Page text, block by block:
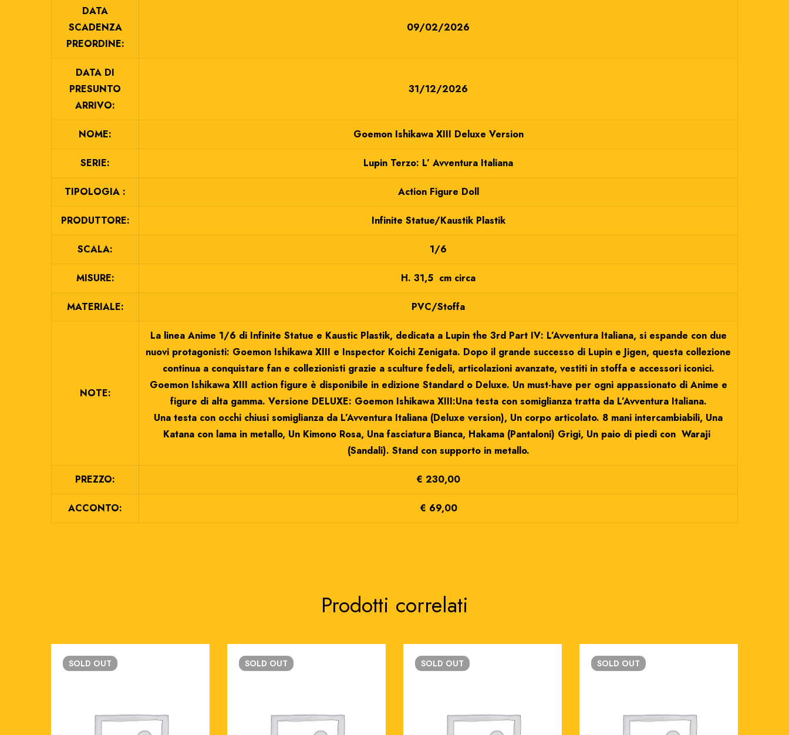
DATA
SCADENZA
PREORDINE:
09/02/2026
DATA DI
PRESUNTO
ARRIVO:
31/12/2026
NOME: Goemon Ishikawa XIII Deluxe Version
SERIE: Lupin Terzo: L’ Avventura Italiana
TIPOLOGIA : Action Figure Doll
PRODUTTORE: Infinite Statue/Kaustik Plastik
SCALA: 1/6
MISURE: H. 31,5 cm circa
MATERIALE: PVC/Stoffa
NOTE:
La linea Anime 1/6 di Infinite Statue e Kaustic Plastik, dedicata a Lupin the 3rd Part IV: L’Avventura Italiana, si espande con due
nuovi protagonisti: Goemon Ishikawa XIII e Inspector Koichi Zenigata. Dopo il grande successo di Lupin e Jigen, questa collezione
continua a conquistare fan e collezionisti grazie a sculture fedeli, articolazioni avanzate, vestiti in stoffa e accessori iconici.
Goemon Ishikawa XIII action figure è disponibile in edizione Standard o Deluxe. Un must-have per ogni appassionato di Anime e
figure di alta gamma. Versione DELUXE: Goemon Ishikawa XIII:Una testa con somiglianza tratta da L’Avventura Italiana.
Una testa con occhi chiusi somiglianza da L’Avventura Italiana (Deluxe version), Un corpo articolato. 8 mani intercambiabili, Una
Katana con lama in metallo, Un Kimono Rosa, Una fasciatura Bianca, Hakama (Pantaloni) Grigi, Un paio di piedi con Waraji
(Sandali). Stand con supporto in metallo.
PREZZO: € 230,00
ACCONTO: € 69,00
Prodotti correlati
SOLD OUT SOLD OUT SOLD OUT SOLD OUT